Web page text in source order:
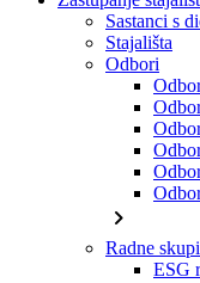
Sastanci s
Stajališta
Odbori
chevron_right
Radne
ESG